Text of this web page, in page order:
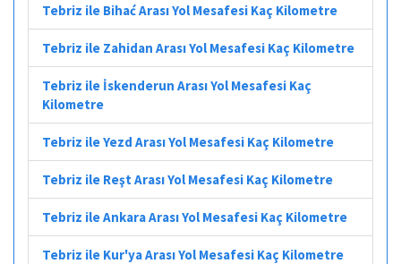
Tebriz ile Bihać Arası Yol Mesafesi Kaç Kilometre
Tebriz ile Zahidan Arası Yol Mesafesi Kaç Kilometre
Tebriz ile İskenderun Arası Yol Mesafesi Kaç
Kilometre
Tebriz ile Yezd Arası Yol Mesafesi Kaç Kilometre
Tebriz ile Reşt Arası Yol Mesafesi Kaç Kilometre
Tebriz ile Ankara Arası Yol Mesafesi Kaç Kilometre
Tebriz ile Kur'ya Arası Yol Mesafesi Kaç Kilometre